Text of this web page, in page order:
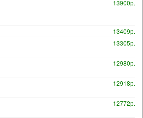
13900р.
13409р.
13305р.
12980р.
12918р.
12772р.